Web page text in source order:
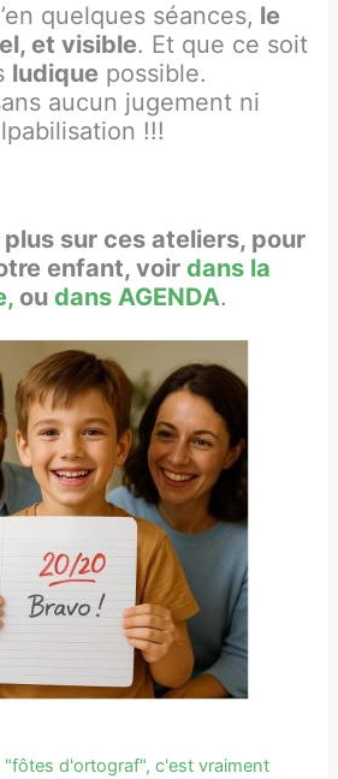
quelques séances, le
et visible. Et que ce soit
ludique possible.
aucun jugement ni
!!!
sur ces ateliers, pour
enfant, voir dans la
ou dans AGENDA.
"fôtes d'ortograf", c'est vraiment